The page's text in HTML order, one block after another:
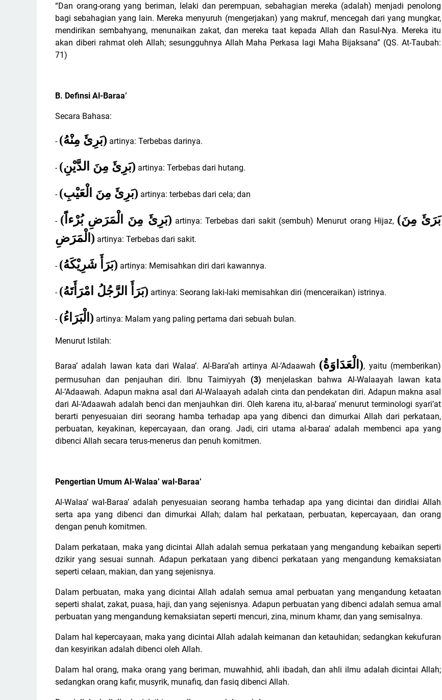
“Dan orang-orang yang beriman, lelaki dan perempuan, sebahagian mereka (adalah) menjadi penolong
bagi sebahagian yang lain. Mereka menyuruh (mengerjakan) yang makruf, mencegah dari yang mungkar,
mendirikan sembahyang, menunaikan zakat, dan mereka taat kepada Allah dan Rasul-Nya. Mereka itu
akan diberi rahmat oleh Allah; sesungguhnya Allah Maha Perkasa lagi Maha Bijaksana” (QS. At-Taubah:
71)
B. Definsi Al-Baraa’
Secara Bahasa:
- (بَرِئَ مِنْهُ) artinya: Terbebas darinya.
- (بَرِئَ مِنَ الدَّيْنِ) artinya: Terbebas dari hutang.
- (بَرِئَ مِنَ الْعَيْبِ) artinya: terbebas dari cela; dan
- ( بَرِئَ مِنَ الْمَرَضِ بُرْءاًَ) artinya: Terbebas dari sakit (sembuh) Menurut orang Hijaz, (بَرَئَ مِنَ
الْمَرَضِ ) artinya: Terbebas dari sakit.
- (بَرَأَ شَرِيْكَهُ) artinya: Memisahkan diri dari kawannya.
- (بَرَأَ الرَّجُلُ امْرَأَتَهُ) artinya: Seorang laki-laki memisahkan diri (menceraikan) istrinya.
- (الْبَرَاءُ ) artinya: Malam yang paling pertama dari sebuah bulan.
Menurut Istilah:
Baraa’ adalah lawan kata dari Walaa’. Al-Bara’ah artinya Al-’Adaawah (الْعَدَاوَةُ), yaitu (memberikan)
permusuhan dan penjauhan diri. Ibnu Taimiyyah (3) menjelaskan bahwa Al-Walaayah lawan kata
Al-’Adaawah. Adapun makna asal dari Al-Walaayah adalah cinta dan pendekatan diri. Adapun makna asal
dari Al-‘Adaawah adalah benci dan menjauhkan diri. Oleh karena itu, al-baraa’ menurut terminologi syari’at
berarti penyesuaian diri seorang hamba terhadap apa yang dibenci dan dimurkai Allah dari perkataan,
perbuatan, keyakinan, kepercayaan, dan orang. Jadi, ciri utama al-baraa’ adalah membenci apa yang
dibenci Allah secara terus-menerus dan penuh komitmen.
Pengertian Umum Al-Walaa’ wal-Baraa’
Al-Walaa’ wal-Baraa’ adalah penyesuaian seorang hamba terhadap apa yang dicintai dan diridlai Allah
serta apa yang dibenci dan dimurkai Allah; dalam hal perkataan, perbuatan, kepercayaan, dan orang
dengan penuh komitmen.
Dalam perkataan, maka yang dicintai Allah adalah semua perkataan yang mengandung kebaikan seperti
dzikir yang sesuai sunnah. Adapun perkataan yang dibenci perkataan yang mengandung kemaksiatan
seperti celaan, makian, dan yang sejenisnya.
Dalam perbuatan, maka yang dicintai Allah adalah semua amal perbuatan yang mengandung ketaatan
seperti shalat, zakat, puasa, haji, dan yang sejenisnya. Adapun perbuatan yang dibenci adalah semua amal
perbuatan yang mengandung kemaksiatan seperti mencuri, zina, minum khamr, dan yang semisalnya.
Dalam hal kepercayaan, maka yang dicintai Allah adalah keimanan dan ketauhidan; sedangkan kekufuran
dan kesyirikan adalah dibenci oleh Allah.
Dalam hal orang, maka orang yang beriman, muwahhid, ahli ibadah, dan ahli ilmu adalah dicintai Allah;
sedangkan orang kafir, musyrik, munafiq, dan fasiq dibenci Allah.